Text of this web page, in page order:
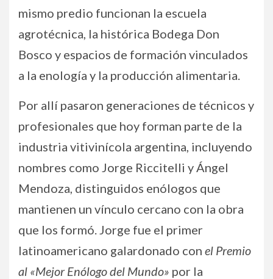
mismo predio funcionan la escuela
agrotécnica, la histórica Bodega Don
Bosco y espacios de formación vinculados
a la enología y la producción alimentaria.
Por allí pasaron generaciones de técnicos y
profesionales que hoy forman parte de la
industria vitivinícola argentina, incluyendo
nombres como Jorge Riccitelli y Ángel
Mendoza, distinguidos enólogos que
mantienen un vínculo cercano con la obra
que los formó. Jorge fue el primer
latinoamericano galardonado con el Premio
al «Mejor Enólogo del Mundo» por la